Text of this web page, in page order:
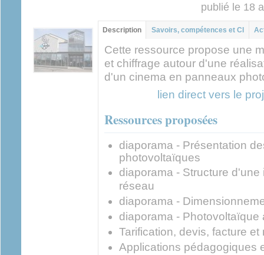
publié le 18
Contenu principal
Description (onglet
actif)
Savoirs, compétences et CI
Cette ressource propose une
et chiffrage autour d'une
d'un cinema en panneaux
lien direct vers le
Ressources proposées
diaporama - Présentation
photovoltaïques
diaporama - Structure
réseau
diaporama -
diaporama - Photovoltaïque
Tarification, devis, facture et
Applications pédagogiques